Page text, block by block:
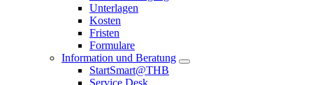
Unterlagen
Kosten
Fristen
Formulare
Information und Beratung
StartSmart@THB
Service Desk